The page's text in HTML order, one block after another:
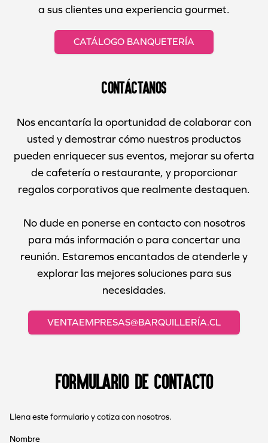
a sus clientes una experiencia gourmet.
CATÁLOGO BANQUETERÍA
CONTÁCTANOS
Nos encantaría la oportunidad de colaborar con
usted y demostrar cómo nuestros productos
pueden enriquecer sus eventos, mejorar su oferta
de cafetería o restaurante, y proporcionar
regalos corporativos que realmente destaquen.
No dude en ponerse en contacto con nosotros
para más información o para concertar una
reunión. Estaremos encantados de atenderle y
explorar las mejores soluciones para sus
necesidades.
VENTAEMPRESAS@BARQUILLERÍA.CL
Formulario de contacto
Llena este formulario y cotiza con nosotros.
Nombre